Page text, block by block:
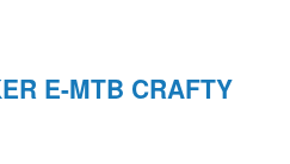
E-MTB CRAFTY